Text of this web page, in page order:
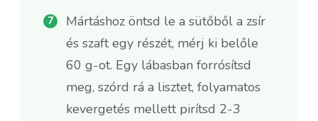
Mártáshoz öntsd le a sütőből a zsír
és szaft egy részét, mérj ki belőle
60 g-ot. Egy lábasban forrósítsd
meg, szórd rá a lisztet, folyamatos
kevergetés mellett pirítsd 2-3